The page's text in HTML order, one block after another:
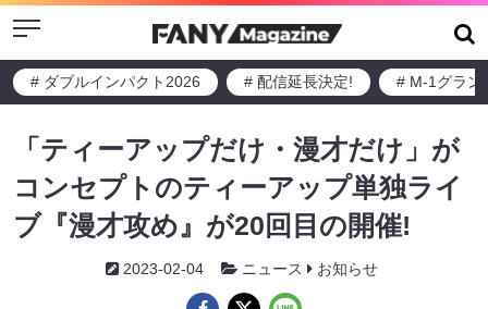
Menu
# ダブルインパクト2026 # 配信延長決定! # M-1グラン
「ティーアップだけ・漫才だけ」が
コンセプトのティーアップ単独ライ
ブ『漫才攻め』が20回目の開催!
2023-02-04 ニュース お知らせ